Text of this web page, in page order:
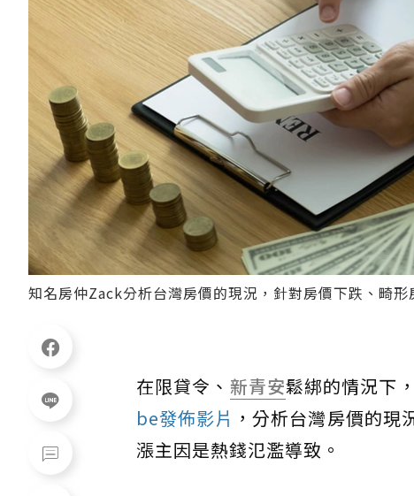
知名房仲Zack分析台灣房價的現況，針對房價下跌、畸
在限貸令、 新青安鬆綁的情況下
be發佈影片 ，分析台灣房價的
漲主因是熱錢氾濫導致。